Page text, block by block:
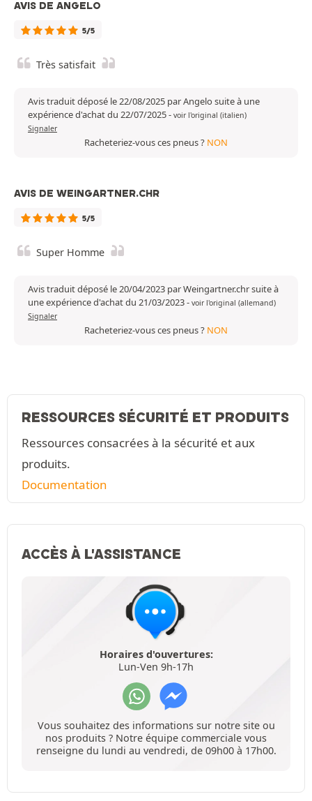
AVIS DE ANGELO
5/5
Très satisfait
Avis traduit déposé le 22/08/2025 par Angelo suite à une
expérience d'achat du 22/07/2025- voir l'original (italien)
Signaler
Racheteriez-vous ces pneus ? NON
AVIS DE WEINGARTNER.CHR
5/5
Super Homme
Avis traduit déposé le 20/04/2023 par Weingartner.chr suite à
une expérience d'achat du 21/03/2023- voir l'original (allemand)
Signaler
Racheteriez-vous ces pneus ? NON
RESSOURCES SÉCURITÉ ET PRODUITS
Ressources consacrées à la sécurité et aux
produits.
Documentation
ACCÈS À L'ASSISTANCE
Horaires d'ouvertures:
Lun-Ven 9h-17h
Vous souhaitez des informations sur notre site ou
nos produits ? Notre équipe commerciale vous
renseigne du lundi au vendredi, de 09h00 à 17h00.